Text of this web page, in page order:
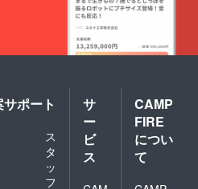
サポート
ス
タ
ッ
フ
サ
ー
ビ
ス
CAMP
FIRE
につい
て